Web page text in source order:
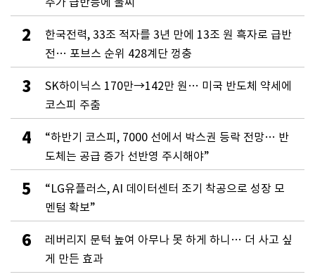
2
한국전력, 33조 적자를 3년 만에 13조 원 흑자로 급반
전… 포브스 순위 428계단 껑충
3
SK하이닉스 170만→142만 원… 미국 반도체 약세에
코스피 주춤
4
“하반기 코스피, 7000 선에서 박스권 등락 전망… 반
도체는 공급 증가 선반영 주시해야”
5
“LG유플러스, AI 데이터센터 조기 착공으로 성장 모
멘텀 확보”
6
레버리지 문턱 높여 아무나 못 하게 하니… 더 사고 싶
게 만든 효과